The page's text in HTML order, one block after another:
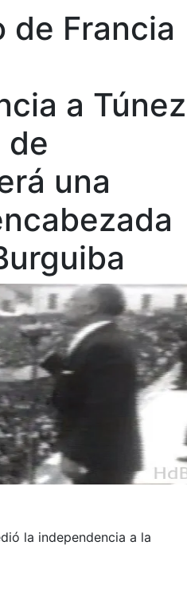
de Francia
a Túnez
de
una
la independencia a la